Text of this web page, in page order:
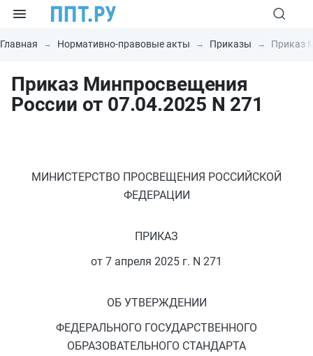
Главная Нормативно-правовые акты Приказы Приказ
Приказ Минпросвещения
России от 07.04.2025 N 271
МИНИСТЕРСТВО ПРОСВЕЩЕНИЯ РОССИЙСКОЙ
ФЕДЕРАЦИИ
ПРИКАЗ
от 7 апреля 2025 г. N 271
ОБ УТВЕРЖДЕНИИ
ФЕДЕРАЛЬНОГО ГОСУДАРСТВЕННОГО
ОБРАЗОВАТЕЛЬНОГО СТАНДАРТА